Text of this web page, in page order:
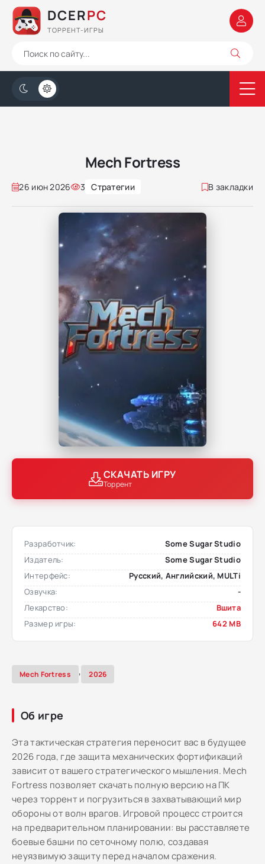
DCERPC
ТОРРЕНТ-ИГРЫ
Mech Fortress
26 июн 2026 3 Стратегии В закладки
СКАЧАТЬ ИГРУ
Торрент
Разработчик:
Some Sugar Studio
Издатель:
Some Sugar Studio
Интерфейс:
Русский, Английский, MULTi
Озвучка:
-
Лекарство:
Вшита
Размер игры:
642 MB
Mech Fortress , 2026
Об игре
Эта тактическая стратегия переносит вас в будущее
2026 года, где защита механических фортификаций
зависит от вашего стратегического мышления. Mech
Fortress позволяет скачать полную версию на ПК
через торрент и погрузиться в захватывающий мир
обороны от волн врагов. Игровой процесс строится
на предварительном планировании: вы расставляете
боевые башни по сеточному полю, создавая
неуязвимую защиту перед началом сражения.